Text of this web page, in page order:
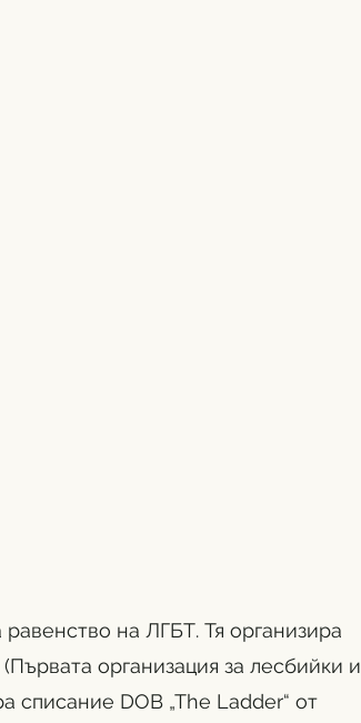
на ЛГБТ. Тя организира
организация за лесбийки и
списание DOB „The Ladder“ от